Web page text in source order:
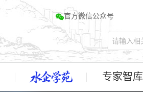
官方微信公众号
专家智库